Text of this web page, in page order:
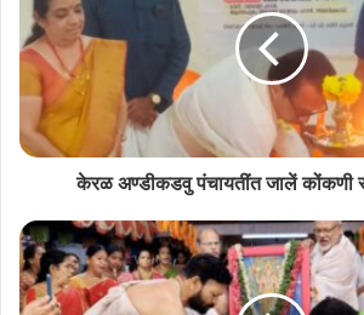
उपरांत जाल्ले कविता वाचन कार्यक्रमांत
अण्डीकडवु सुरेश पै, बाबु आलुंगल, विजयकुमार पै,
कोल्ली.
कोंकणी कला केन्द्र एरणाकुळम संस्थेचे स्थापक
पांगरून मानेस्ताचो आदर केल्लो. अकादमीचे मेंबर सचीव
येवकाराची उतरां उलेयली आनी मानेस्ताची ओळोख
इनड्या इनसुरन्स कंपनीचे माजी रीजनल मानेजर
मागलो.
केरळ अण्डीकडवु पंचायतींत जालें कोंकणी